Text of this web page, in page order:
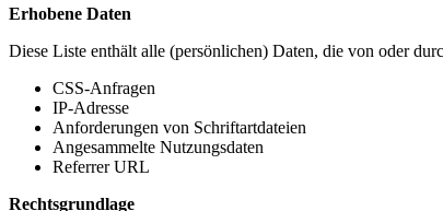
Erhobene Daten
Diese Liste enthält alle (persönlichen) Daten, die von oder
CSS-Anfragen
IP-Adresse
Anforderungen von Schriftartdateien
Angesammelte Nutzungsdaten
Referrer URL
Rechtsgrundlage